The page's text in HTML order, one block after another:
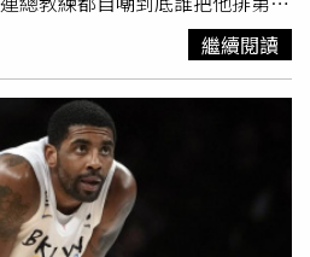
美國隊四強戰對上古巴，打出單
轟出兩記全壘打，逆轉14：2逆
優異的表現也讓人討論起這名優
已經轟出4記全壘打，這樣的好
一的韓國球員李承燁紀錄只差1
將可能繼續刷新他的紀錄。美國
Nightengale）近日就在自己推特
（Mark DeRosa）賽後受訪時，
繼續閱讀